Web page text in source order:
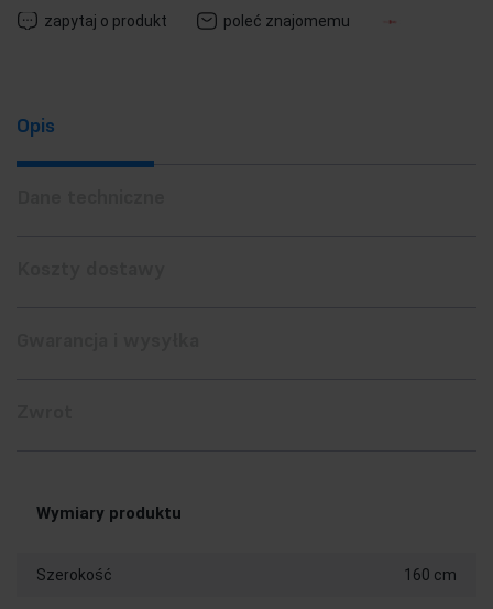
zapytaj o produkt poleć znajomemu
Opis
Wymiary produktu
Szerokość 160 cm